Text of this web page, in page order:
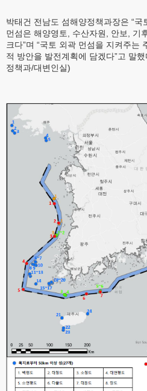
박태건 전남도 섬해양정책과장은 “
먼섬은 해양영토, 수산자원, 안보, 기
크다”며 “국토 외곽 먼섬을 지켜주는
적 방안을 발전계획에 담겠다”고 말
정책과/대변인실)